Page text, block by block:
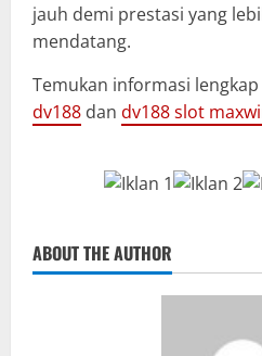
jauh demi prestasi yang
mendatang.
Temukan informasi
dv188 dan dv188 slot
ABOUT THE AUTHOR